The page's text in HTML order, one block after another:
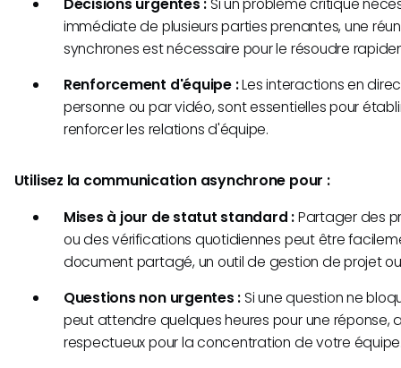
immédiate de plusieurs parties prenantes, une
synchrones est nécessaire pour le résoudre
Renforcement d'équipe :Les interactions en
personne ou par vidéo, sont essentielles pour
renforcer les relations d'équipe.
Utilisez la communication asynchrone pour :
Mises à jour de statut standard :Partager des
ou des vérifications quotidiennes peut être
document partagé, un outil de gestion de projet
Questions non urgentes : Si une question ne
peut attendre quelques heures pour une réponse,
respectueux pour la concentration de votre